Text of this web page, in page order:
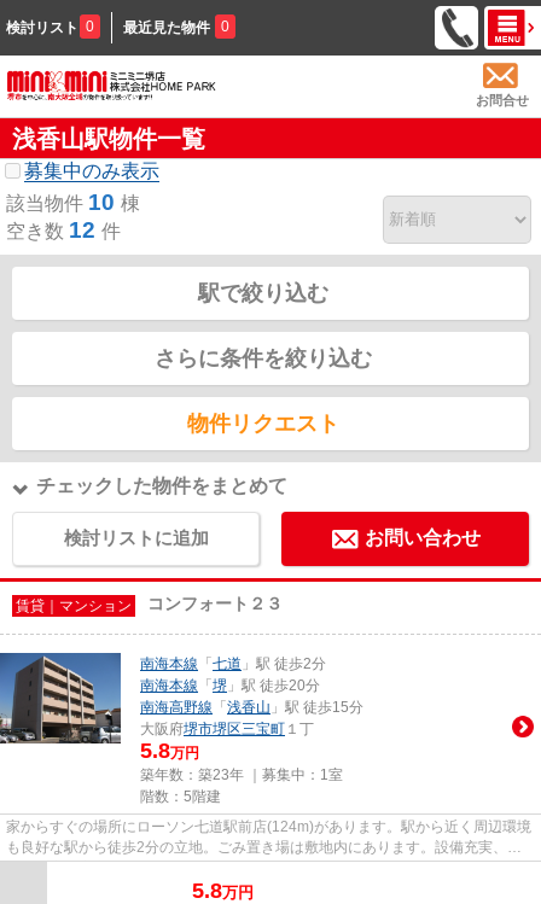
検討リスト 0 最近見た物件 0
お問合せ
浅香山駅物件一覧
募集中のみ表示
該当物件 10 棟
空き数 12 件
駅で絞り込む
さらに条件を絞り込む
物件リクエスト
チェックした物件をまとめて
検討リストに追加 お問い合わせ
賃貸｜マンション コンフォート２３
南海本線 「 七道 」駅 徒歩2分
南海本線 「 堺 」駅 徒歩20分
南海高野線 「 浅香山 」駅 徒歩15分
大阪府堺市堺区三宝町 １丁
5.8万円
築年数：築23年 ｜募集中： 1室
階数：5階建
家からすぐの場所にローソン七道駅前店(124m)があります。駅から近く周辺環境
も良好な駅から徒歩2分の立地。ごみ置き場は敷地内にあります。設備充実、防
5.8万円